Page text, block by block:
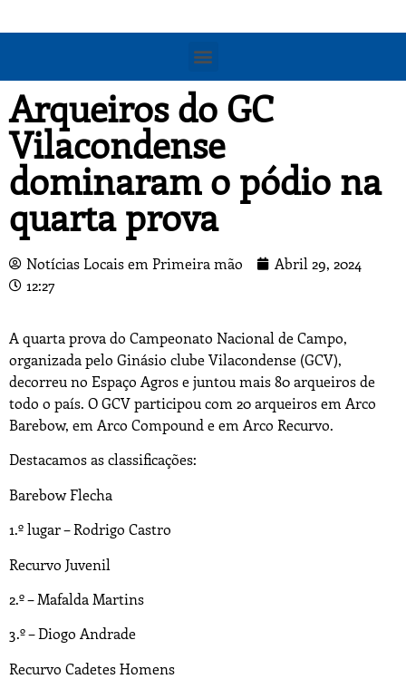
Arqueiros do GC
Vilacondense
dominaram o pódio na
quarta prova
Notícias Locais em Primeira mão
Abril 29, 2024
12:27
A quarta prova do Campeonato Nacional de Campo,
organizada pelo Ginásio clube Vilacondense (GCV),
decorreu no Espaço Agros e juntou mais 80 arqueiros de
todo o país. O GCV participou com 20 arqueiros em Arco
Barebow, em Arco Compound e em Arco Recurvo.
Destacamos as classificações:
Barebow Flecha
1.º lugar – Rodrigo Castro
Recurvo Juvenil
2.º – Mafalda Martins
3.º – Diogo Andrade
Recurvo Cadetes Homens